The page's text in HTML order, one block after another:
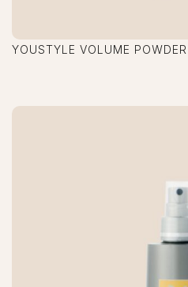
YOUSTYLE VOLUME POWDER